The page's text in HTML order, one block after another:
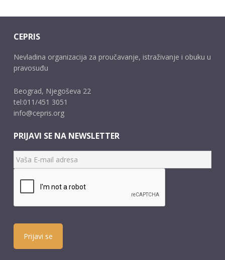
CEPRIS
Nevladina organizacija za proučavanje, istraživanje i obuku u
pravosuđu
Beograd, Njegoševa 22
tel:011/451 3051
info@cepris.org
PRIJAVI SE NA NEWSLETTER
Prijavi se